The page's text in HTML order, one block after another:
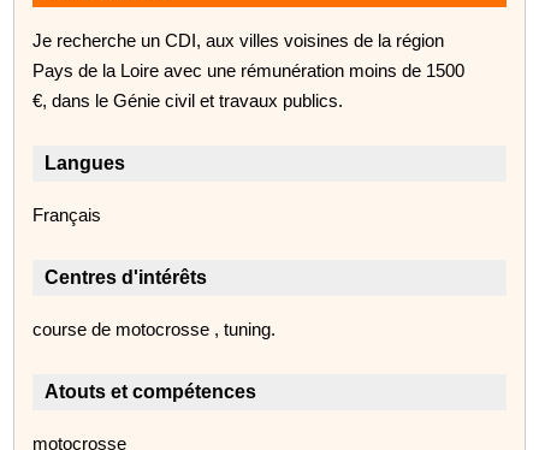
Je recherche un CDI, aux villes voisines de la région
Pays de la Loire avec une rémunération moins de 1500
€, dans le Génie civil et travaux publics.
Langues
Français
Centres d'intérêts
course de motocrosse , tuning.
Atouts et compétences
motocrosse